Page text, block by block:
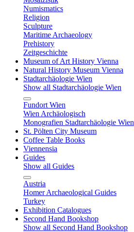
Numismatics
Religion
Sculpture
Maritime Archaeology
Prehistory
Zeitgeschichte
Museum of Art History Vienna
Natural History Museum Vienna
Stadtarchäologie Wien
Show all Stadtarchäologie Wien
Fundort Wien
Wien Archäologisch
Monografien Stadtarchäologie Wien
St. Pölten City Museum
Coffee Table Books
Viennensia
Guides
Show all Guides
Austria
Homer Archaeological Guides
Turkey
Exhibition Catalogues
Second Hand Bookshop
Show all Second Hand Bookshop